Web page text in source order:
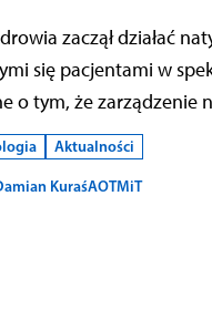
zaczął działać
się pacjentami w
o tym, że zarządzenie
Aktualności
KuraśAOTMiT